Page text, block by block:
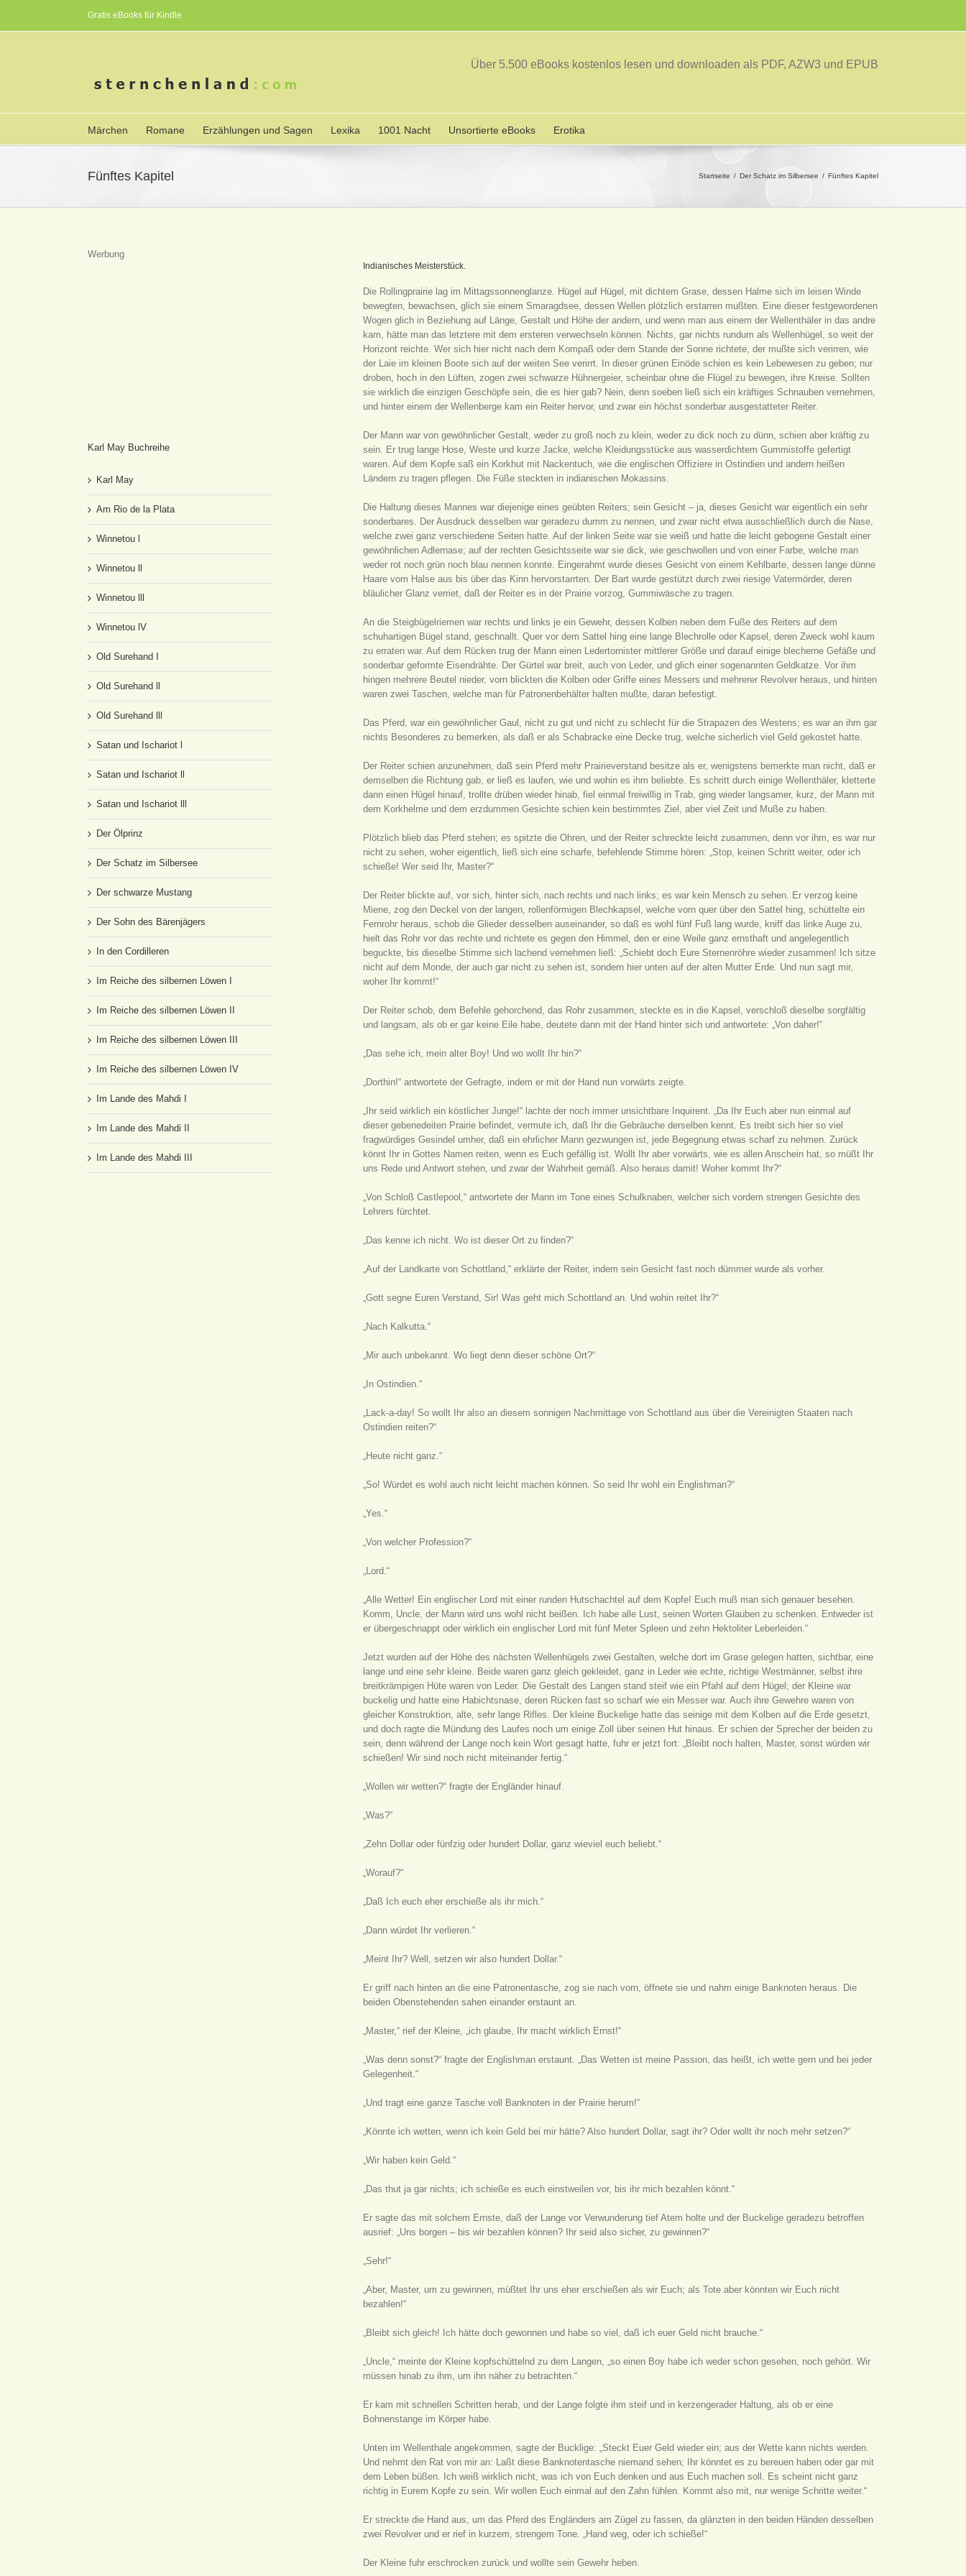
Gratis eBooks für Kindle
Über 5.500 eBooks kostenlos lesen und downloaden als PDF, AZW3 und EPUB
Märchen Romane Erzählungen und Sagen Lexika 1001 Nacht Unsortierte eBooks Erotika
Fünftes Kapitel Startseite Der Schatz im Silbersee Fünftes Kapitel
Indianisches Meisterstück.
Die Rollingprairie lag im Mittagssonnenglanze. Hügel auf Hügel, mit dichtem Grase, dessen Halme sich im leisen Winde
bewegten, bewachsen, glich sie einem Smaragdsee, dessen Wellen plötzlich erstarren mußten. Eine dieser festgewordenen
Wogen glich in Beziehung auf Länge, Gestalt und Höhe der andern, und wenn man aus einem der Wellenthäler in das andre
kam, hätte man das letztere mit dem ersteren verwechseln können. Nichts, gar nichts rundum als Wellenhügel, so weit der
Horizont reichte. Wer sich hier nicht nach dem Kompaß oder dem Stande der Sonne richtete, der mußte sich verirren, wie
der Laie im kleinen Boote sich auf der weiten See verirrt. In dieser grünen Einöde schien es kein Lebewesen zu geben; nur
droben, hoch in den Lüften, zogen zwei schwarze Hühnergeier, scheinbar ohne die Flügel zu bewegen, ihre Kreise. Sollten
sie wirklich die einzigen Geschöpfe sein, die es hier gab? Nein, denn soeben ließ sich ein kräftiges Schnauben vernehmen,
und hinter einem der Wellenberge kam ein Reiter hervor, und zwar ein höchst sonderbar ausgestatteter Reiter.
Der Mann war von gewöhnlicher Gestalt, weder zu groß noch zu klein, weder zu dick noch zu dünn, schien aber kräftig zu
sein. Er trug lange Hose, Weste und kurze Jacke, welche Kleidungsstücke aus wasserdichtem Gummistoffe gefertigt
waren. Auf dem Kopfe saß ein Korkhut mit Nackentuch, wie die englischen Offiziere in Ostindien und andern heißen
Ländern zu tragen pflegen. Die Füße steckten in indianischen Mokassins.
Die Haltung dieses Mannes war diejenige eines geübten Reiters; sein Gesicht – ja, dieses Gesicht war eigentlich ein sehr
sonderbares. Der Ausdruck desselben war geradezu dumm zu nennen, und zwar nicht etwa ausschließlich durch die Nase,
welche zwei ganz verschiedene Seiten hatte. Auf der linken Seite war sie weiß und hatte die leicht gebogene Gestalt einer
gewöhnlichen Adlernase; auf der rechten Gesichtsseite war sie dick, wie geschwollen und von einer Farbe, welche man
weder rot noch grün noch blau nennen konnte. Eingerahmt wurde dieses Gesicht von einem Kehlbarte, dessen lange dünne
Haare vom Halse aus bis über das Kinn hervorstarrten. Der Bart wurde gestützt durch zwei riesige Vatermörder, deren
bläulicher Glanz verriet, daß der Reiter es in der Prairie vorzog, Gummiwäsche zu tragen.
An die Steigbügelriemen war rechts und links je ein Gewehr, dessen Kolben neben dem Fuße des Reiters auf dem
schuhartigen Bügel stand, geschnallt. Quer vor dem Sattel hing eine lange Blechrolle oder Kapsel, deren Zweck wohl kaum
zu erraten war. Auf dem Rücken trug der Mann einen Ledertornister mittlerer Größe und darauf einige blecherne Gefäße und
sonderbar geformte Eisendrähte. Der Gürtel war breit, auch von Leder, und glich einer sogenannten Geldkatze. Vor ihm
hingen mehrere Beutel nieder, vorn blickten die Kolben oder Griffe eines Messers und mehrerer Revolver heraus, und hinten
waren zwei Taschen, welche man für Patronenbehälter halten mußte, daran befestigt.
Das Pferd, war ein gewöhnlicher Gaul, nicht zu gut und nicht zu schlecht für die Strapazen des Westens; es war an ihm gar
nichts Besonderes zu bemerken, als daß er als Schabracke eine Decke trug, welche sicherlich viel Geld gekostet hatte.
Der Reiter schien anzunehmen, daß sein Pferd mehr Prairieverstand besitze als er, wenigstens bemerkte man nicht, daß er
demselben die Richtung gab, er ließ es laufen, wie und wohin es ihm beliebte. Es schritt durch einige Wellenthäler, kletterte
dann einen Hügel hinauf, trollte drüben wieder hinab, fiel einmal freiwillig in Trab, ging wieder langsamer, kurz, der Mann mit
dem Korkhelme und dem erzdummen Gesichte schien kein bestimmtes Ziel, aber viel Zeit und Muße zu haben.
Plötzlich blieb das Pferd stehen; es spitzte die Ohren, und der Reiter schreckte leicht zusammen, denn vor ihm, es war nur
nicht zu sehen, woher eigentlich, ließ sich eine scharfe, befehlende Stimme hören: „Stop, keinen Schritt weiter, oder ich
schieße! Wer seid Ihr, Master?“
Der Reiter blickte auf, vor sich, hinter sich, nach rechts und nach links; es war kein Mensch zu sehen. Er verzog keine
Miene, zog den Deckel von der langen, rollenförmigen Blechkapsel, welche vorn quer über den Sattel hing, schüttelte ein
Fernrohr heraus, schob die Glieder desselben auseinander, so daß es wohl fünf Fuß lang wurde, kniff das linke Auge zu,
hielt das Rohr vor das rechte und richtete es gegen den Himmel, den er eine Weile ganz ernsthaft und angelegentlich
beguckte, bis dieselbe Stimme sich lachend vernehmen ließ: „Schiebt doch Eure Sternenröhre wieder zusammen! Ich sitze
nicht auf dem Monde, der auch gar nicht zu sehen ist, sondern hier unten auf der alten Mutter Erde. Und nun sagt mir,
woher Ihr kommt!“
Der Reiter schob, dem Befehle gehorchend, das Rohr zusammen, steckte es in die Kapsel, verschloß dieselbe sorgfältig
und langsam, als ob er gar keine Eile habe, deutete dann mit der Hand hinter sich und antwortete: „Von daher!“
„Das sehe ich, mein alter Boy! Und wo wollt Ihr hin?“
„Dorthin!“ antwortete der Gefragte, indem er mit der Hand nun vorwärts zeigte.
„Ihr seid wirklich ein köstlicher Junge!“ lachte der noch immer unsichtbare Inquirent. „Da Ihr Euch aber nun einmal auf
dieser gebenedeiten Prairie befindet, vermute ich, daß Ihr die Gebräuche derselben kennt. Es treibt sich hier so viel
fragwürdiges Gesindel umher, daß ein ehrlicher Mann gezwungen ist, jede Begegnung etwas scharf zu nehmen. Zurück
könnt Ihr in Gottes Namen reiten, wenn es Euch gefällig ist. Wollt Ihr aber vorwärts, wie es allen Anschein hat, so müßt Ihr
uns Rede und Antwort stehen, und zwar der Wahrheit gemäß. Also heraus damit! Woher kommt Ihr?“
„Von Schloß Castlepool,“ antwortete der Mann im Tone eines Schulknaben, welcher sich vordem strengen Gesichte des
Lehrers fürchtet.
„Das kenne ich nicht. Wo ist dieser Ort zu finden?“
„Auf der Landkarte von Schottland,“ erklärte der Reiter, indem sein Gesicht fast noch dümmer wurde als vorher.
„Gott segne Euren Verstand, Sir! Was geht mich Schottland an. Und wohin reitet Ihr?“
„Nach Kalkutta.“
„Mir auch unbekannt. Wo liegt denn dieser schöne Ort?“
„In Ostindien.“
„Lack-a-day! So wollt Ihr also an diesem sonnigen Nachmittage von Schottland aus über die Vereinigten Staaten nach
Ostindien reiten?“
„Heute nicht ganz.“
„So! Würdet es wohl auch nicht leicht machen können. So seid Ihr wohl ein Englishman?“
„Yes.“
„Von welcher Profession?“
„Lord.“
„Alle Wetter! Ein englischer Lord mit einer runden Hutschachtel auf dem Kopfe! Euch muß man sich genauer besehen.
Komm, Uncle, der Mann wird uns wohl nicht beißen. Ich habe alle Lust, seinen Worten Glauben zu schenken. Entweder ist
er übergeschnappt oder wirklich ein englischer Lord mit fünf Meter Spleen und zehn Hektoliter Leberleiden.“
Jetzt wurden auf der Höhe des nächsten Wellenhügels zwei Gestalten, welche dort im Grase gelegen hatten, sichtbar, eine
lange und eine sehr kleine. Beide waren ganz gleich gekleidet, ganz in Leder wie echte, richtige Westmänner, selbst ihre
breitkrämpigen Hüte waren von Leder. Die Gestalt des Langen stand steif wie ein Pfahl auf dem Hügel; der Kleine war
buckelig und hatte eine Habichtsnase, deren Rücken fast so scharf wie ein Messer war. Auch ihre Gewehre waren von
gleicher Konstruktion, alte, sehr lange Rifles. Der kleine Buckelige hatte das seinige mit dem Kolben auf die Erde gesetzt,
und doch ragte die Mündung des Laufes noch um einige Zoll über seinen Hut hinaus. Er schien der Sprecher der beiden zu
sein, denn während der Lange noch kein Wort gesagt hatte, fuhr er jetzt fort: „Bleibt noch halten, Master, sonst würden wir
schießen! Wir sind noch nicht miteinander fertig.“
„Wollen wir wetten?“ fragte der Engländer hinauf.
„Was?“
„Zehn Dollar oder fünfzig oder hundert Dollar, ganz wieviel euch beliebt.“
„Worauf?“
„Daß Ich euch eher erschieße als ihr mich.“
„Dann würdet Ihr verlieren.“
„Meint Ihr? Well, setzen wir also hundert Dollar.“
Er griff nach hinten an die eine Patronentasche, zog sie nach vorn, öffnete sie und nahm einige Banknoten heraus. Die
beiden Obenstehenden sahen einander erstaunt an.
„Master,“ rief der Kleine, „ich glaube, Ihr macht wirklich Ernst!“
„Was denn sonst?“ fragte der Englishman erstaunt. „Das Wetten ist meine Passion, das heißt, ich wette gern und bei jeder
Gelegenheit.“
„Und tragt eine ganze Tasche voll Banknoten in der Prairie herum!“
„Könnte ich wetten, wenn ich kein Geld bei mir hätte? Also hundert Dollar, sagt ihr? Oder wollt ihr noch mehr setzen?“
„Wir haben kein Geld.“
„Das thut ja gar nichts; ich schieße es euch einstweilen vor, bis ihr mich bezahlen könnt.“
Er sagte das mit solchem Ernste, daß der Lange vor Verwunderung tief Atem holte und der Buckelige geradezu betroffen
ausrief: „Uns borgen – bis wir bezahlen können? Ihr seid also sicher, zu gewinnen?“
„Sehr!“
„Aber, Master, um zu gewinnen, müßtet Ihr uns eher erschießen als wir Euch; als Tote aber könnten wir Euch nicht
bezahlen!“
„Bleibt sich gleich! Ich hätte doch gewonnen und habe so viel, daß ich euer Geld nicht brauche.“
„Uncle,“ meinte der Kleine kopfschüttelnd zu dem Langen, „so einen Boy habe ich weder schon gesehen, noch gehört. Wir
müssen hinab zu ihm, um ihn näher zu betrachten.“
Er kam mit schnellen Schritten herab, und der Lange folgte ihm steif und in kerzengerader Haltung, als ob er eine
Bohnenstange im Körper habe.
Unten im Wellenthale angekommen, sagte der Bucklige: „Steckt Euer Geld wieder ein; aus der Wette kann nichts werden.
Und nehmt den Rat von mir an: Laßt diese Banknotentasche niemand sehen; Ihr könntet es zu bereuen haben oder gar mit
dem Leben büßen. Ich weiß wirklich nicht, was ich von Euch denken und aus Euch machen soll. Es scheint nicht ganz
richtig in Eurem Kopfe zu sein. Wir wollen Euch einmal auf den Zahn fühlen. Kommt also mit, nur wenige Schritte weiter.“
Er streckte die Hand aus, um das Pferd des Engländers am Zügel zu fassen, da glänzten in den beiden Händen desselben
zwei Revolver und er rief in kurzem, strengem Tone. „Hand weg, oder ich schieße!“
Der Kleine fuhr erschrocken zurück und wollte sein Gewehr heben.
Werbung
Karl May Buchreihe
Karl May
Am Rio de la Plata
Winnetou l
Winnetou ll
Winnetou lll
Winnetou lV
Old Surehand I
Old Surehand ll
Old Surehand lll
Satan und Ischariot l
Satan und Ischariot ll
Satan und Ischariot lll
Der Ölprinz
Der Schatz im Silbersee
Der schwarze Mustang
Der Sohn des Bärenjägers
In den Cordilleren
Im Reiche des silbernen Löwen I
Im Reiche des silbernen Löwen II
Im Reiche des silbernen Löwen III
Im Reiche des silbernen Löwen IV
Im Lande des Mahdi I
Im Lande des Mahdi II
Im Lande des Mahdi III